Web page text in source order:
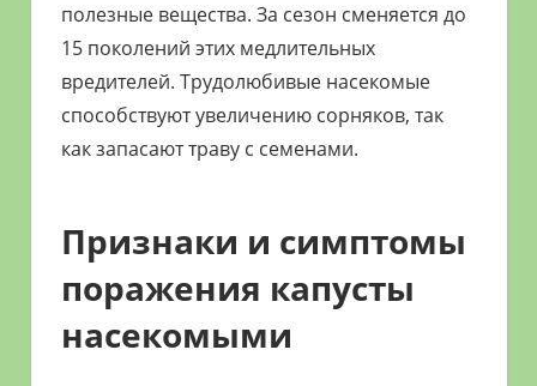
полезные вещества. За сезон сменяется до
15 поколений этих медлительных
вредителей. Трудолюбивые насекомые
способствуют увеличению сорняков, так
как запасают траву с семенами.
Признаки и симптомы
поражения капусты
насекомыми